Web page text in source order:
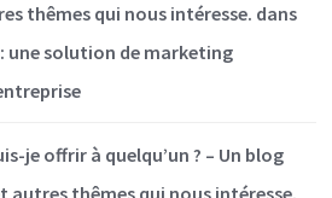
thêmes qui nous intéresse. dans
une solution de marketing
je offrir à quelqu’un ? – Un blog